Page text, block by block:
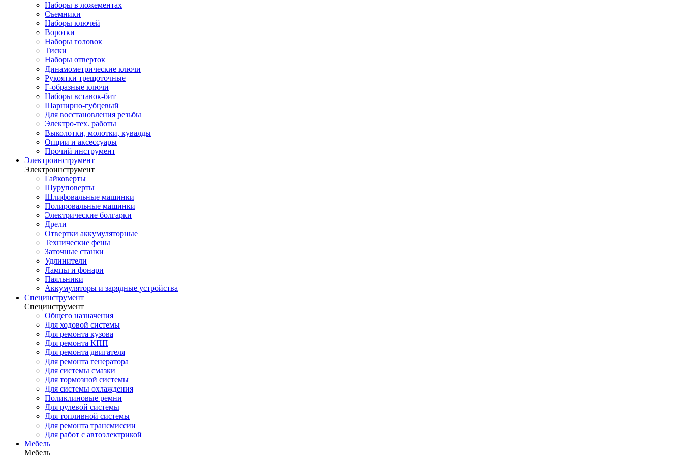
Наборы в ложементах
Съемники
Наборы ключей
Воротки
Наборы головок
Тиски
Наборы отверток
Динамометрические ключи
Рукоятки трещоточные
Г-образные ключи
Наборы вставок-бит
Шарнирно-губцевый
Для восстановления резьбы
Электро-тех. работы
Выколотки, молотки, кувалды
Опции и аксессуары
Прочий инструмент
Электроинструмент
Электроинструмент
Гайковерты
Шуруповерты
Шлифовальные машинки
Полировальные машинки
Электрические болгарки
Дрели
Отвертки аккумуляторные
Технические фены
Заточные станки
Удлинители
Лампы и фонари
Паяльники
Аккумуляторы и зарядные устройства
Специнструмент
Специнструмент
Общего назначения
Для ходовой системы
Для ремонта кузова
Для ремонта КПП
Для ремонта двигателя
Для ремонта генератора
Для системы смазки
Для тормозной системы
Для системы охлаждения
Поликлиновые ремни
Для рулевой системы
Для топливной системы
Для ремонта трансмиссии
Для работ с автоэлектрикой
Мебель
Мебель